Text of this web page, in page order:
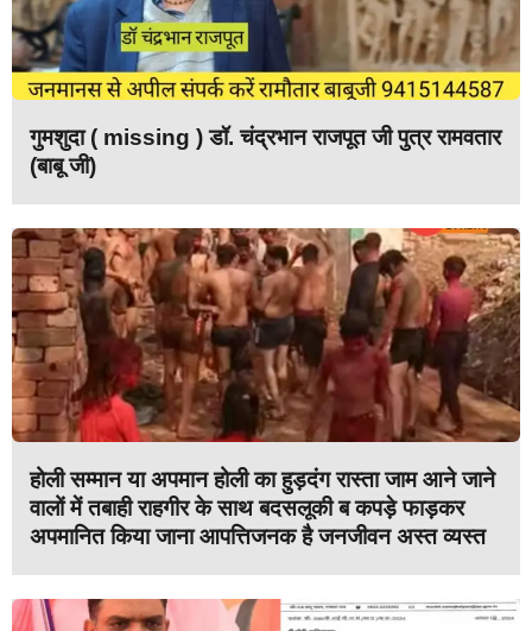
गुमशुदा ( missing ) डॉ. चंद्रभान राजपूत जी पुत्र रामवतार
(बाबू जी)
होली सम्मान या अपमान होली का हुड़दंग रास्ता जाम आने जाने
वालों में तबाही राहगीर के साथ बदसलूकी ब कपड़े फाड़कर
अपमानित किया जाना आपत्तिजनक है जनजीवन अस्त व्यस्त